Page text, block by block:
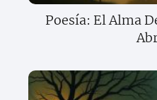
Poesía: El Alma